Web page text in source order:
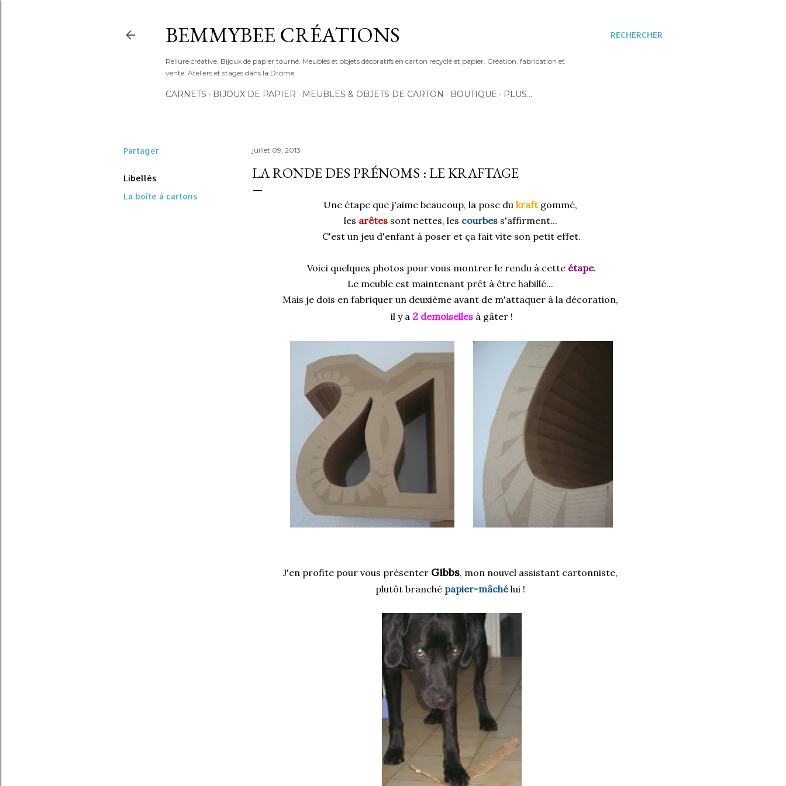
RECHERCHER
BEMMYBEE CRÉATIONS
Reliure créative. Bijoux de papier tourné. Meubles et objets décoratifs en carton recyclé et papier. Création, fabrication et
vente. Ateliers et stages dans la Drôme
CARNETS BIJOUX DE PAPIER MEUBLES & OBJETS DE CARTON BOUTIQUE PLUS…
Partager
Libellés
La boîte à cartons
juillet 09, 2013
LA RONDE DES PRÉNOMS : LE KRAFTAGE
Une étape que j'aime beaucoup, la pose du kraftgommé,
les arêtessont nettes, les courbess'affirment...
C'est un jeu d'enfant à poser et ça fait vite son petit effet.
Voici quelques photos pour vous montrer le rendu à cette étape.
Le meuble est maintenant prêt à être habillé...
Mais je dois en fabriquer un deuxième avant de m'attaquer à la décoration,
il y a 2 demoisellesà gâter !
J'en profite pour vous présenter Gibbs, mon nouvel assistant cartonniste,
plutôt branché papier-mâchélui !